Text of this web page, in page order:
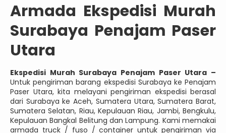
Armada Ekspedisi Murah
Surabaya Penajam Paser
Utara
Ekspedisi Murah Surabaya Penajam Paser Utara –
Untuk pengiriman barang ekspedisi Surabaya ke Penajam
Paser Utara, kita melayani pengiriman ekspedisi berasal
dari Surabaya ke Aceh, Sumatera Utara, Sumatera Barat,
Sumatera Selatan, Riau, Kepulauan Riau, Jambi, Bengkulu,
Kepulauan Bangkal Belitung dan Lampung. Kami memakai
armada truck / fuso / container untuk pengiriman via